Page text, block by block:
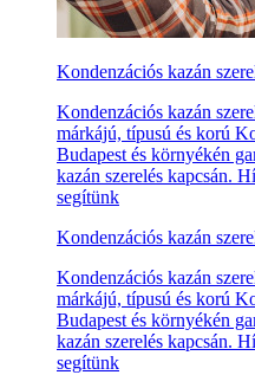
Kondenzációs kazán
Kondenzációs kazán
márkájú, típusú és korú
Budapest és környékén
kazán szerelés kapcsán.
segítünk
Kondenzációs kazán
Kondenzációs kazán
márkájú, típusú és korú
Budapest és környékén
kazán szerelés kapcsán.
segítünk